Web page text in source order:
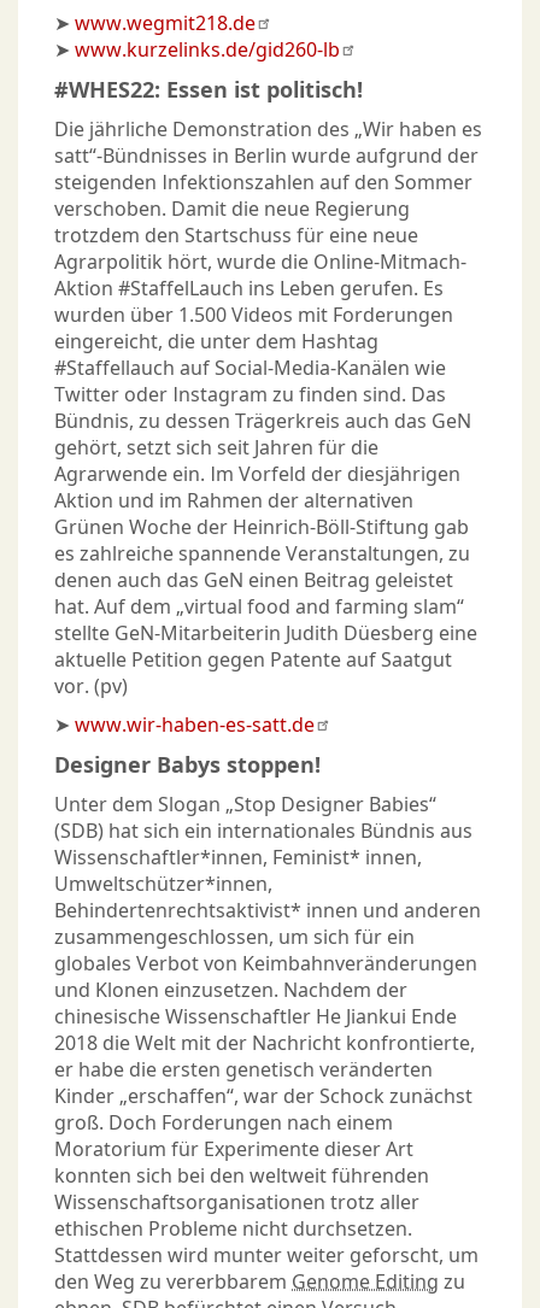
➤ www.wegmit218.de
➤ www.kurzelinks.de/gid260-lb
#WHES22: Essen ist politisch!
Die jährliche Demonstration des „Wir haben es
satt“-Bündnisses in Berlin wurde aufgrund der
steigenden Infektionszahlen auf den Sommer
verschoben. Damit die neue Regierung
trotzdem den Startschuss für eine neue
Agrarpolitik hört, wurde die Online-Mitmach-
Aktion #StaffelLauch ins Leben gerufen. Es
wurden über 1.500 Videos mit Forderungen
eingereicht, die unter dem Hashtag
#Staffellauch auf Social-Media-Kanälen wie
Twitter oder Instagram zu finden sind. Das
Bündnis, zu dessen Trägerkreis auch das GeN
gehört, setzt sich seit Jahren für die
Agrarwende ein. Im Vorfeld der diesjährigen
Aktion und im Rahmen der alternativen
Grünen Woche der Heinrich-Böll-Stiftung gab
es zahlreiche spannende Veranstaltungen, zu
denen auch das GeN einen Beitrag geleistet
hat. Auf dem „virtual food and farming slam“
stellte GeN-Mitarbeiterin Judith Düesberg eine
aktuelle Petition gegen Patente auf Saatgut
vor. (pv)
➤ www.wir-haben-es-satt.de
Designer Babys stoppen!
Unter dem Slogan „Stop Designer Babies“
(SDB) hat sich ein internationales Bündnis aus
Wissenschaftler*innen, Feminist* innen,
Umweltschützer*innen,
Behindertenrechtsaktivist* innen und anderen
zusammengeschlossen, um sich für ein
globales Verbot von Keimbahnveränderungen
und Klonen einzusetzen. Nachdem der
chinesische Wissenschaftler He Jiankui Ende
2018 die Welt mit der Nachricht konfrontierte,
er habe die ersten genetisch veränderten
Kinder „erschaffen“, war der Schock zunächst
groß. Doch Forderungen nach einem
Moratorium für Experimente dieser Art
konnten sich bei den weltweit führenden
Wissenschaftsorganisationen trotz aller
ethischen Probleme nicht durchsetzen.
Stattdessen wird munter weiter geforscht, um
den Weg zu vererbbarem Genome Editing zu